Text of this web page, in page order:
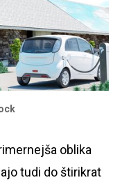
oblika
tudi do štirikrat